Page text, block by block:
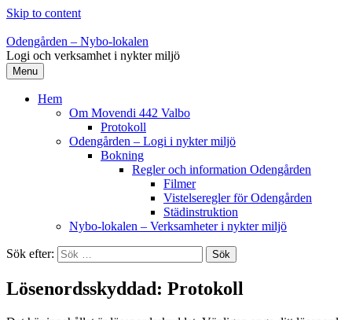
Skip to content
Odengården – Nybo-lokalen
Logi och verksamhet i nykter miljö
Menu
Hem
Om Movendi 442 Valbo
Protokoll
Odengården – Logi i nykter miljö
Bokning
Regler och information Odengården
Filmer
Vistelseregler för Odengården
Städinstruktion
Nybo-lokalen – Verksamheter i nykter miljö
Sök efter:
Lösenordsskyddad: Protokoll